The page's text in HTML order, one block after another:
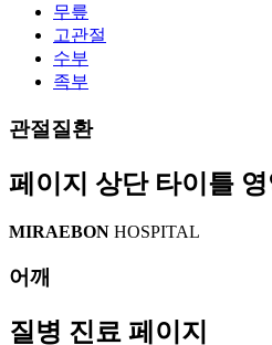
무릎
고관절
수부
족부
관절질환
페이지 상단 타이틀 영
MIRAEBON HOSPITAL
어깨
질병 진료 페이지